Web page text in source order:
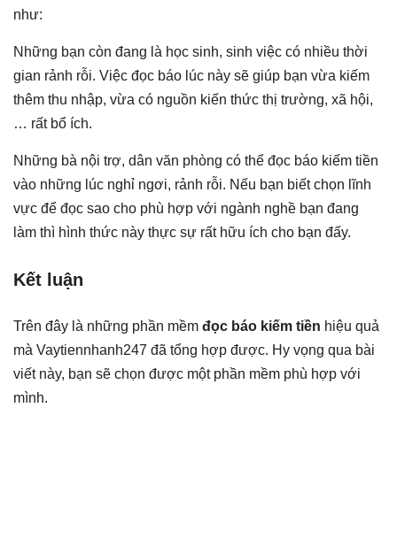
như:
Những bạn còn đang là học sinh, sinh việc có nhiều thời
gian rảnh rỗi. Việc đọc báo lúc này sẽ giúp bạn vừa kiếm
thêm thu nhập, vừa có nguồn kiến thức thị trường, xã hội,
… rất bổ ích.
Những bà nội trợ, dân văn phòng có thể đọc báo kiếm tiền
vào những lúc nghỉ ngơi, rảnh rỗi. Nếu bạn biết chọn lĩnh
vực để đọc sao cho phù hợp với ngành nghề bạn đang
làm thì hình thức này thực sự rất hữu ích cho bạn đấy.
Kết luận
Trên đây là những phần mềm đọc báo kiếm tiền hiệu quả
mà Vaytiennhanh247 đã tổng hợp được. Hy vọng qua bài
viết này, bạn sẽ chọn được một phần mềm phù hợp với
mình.